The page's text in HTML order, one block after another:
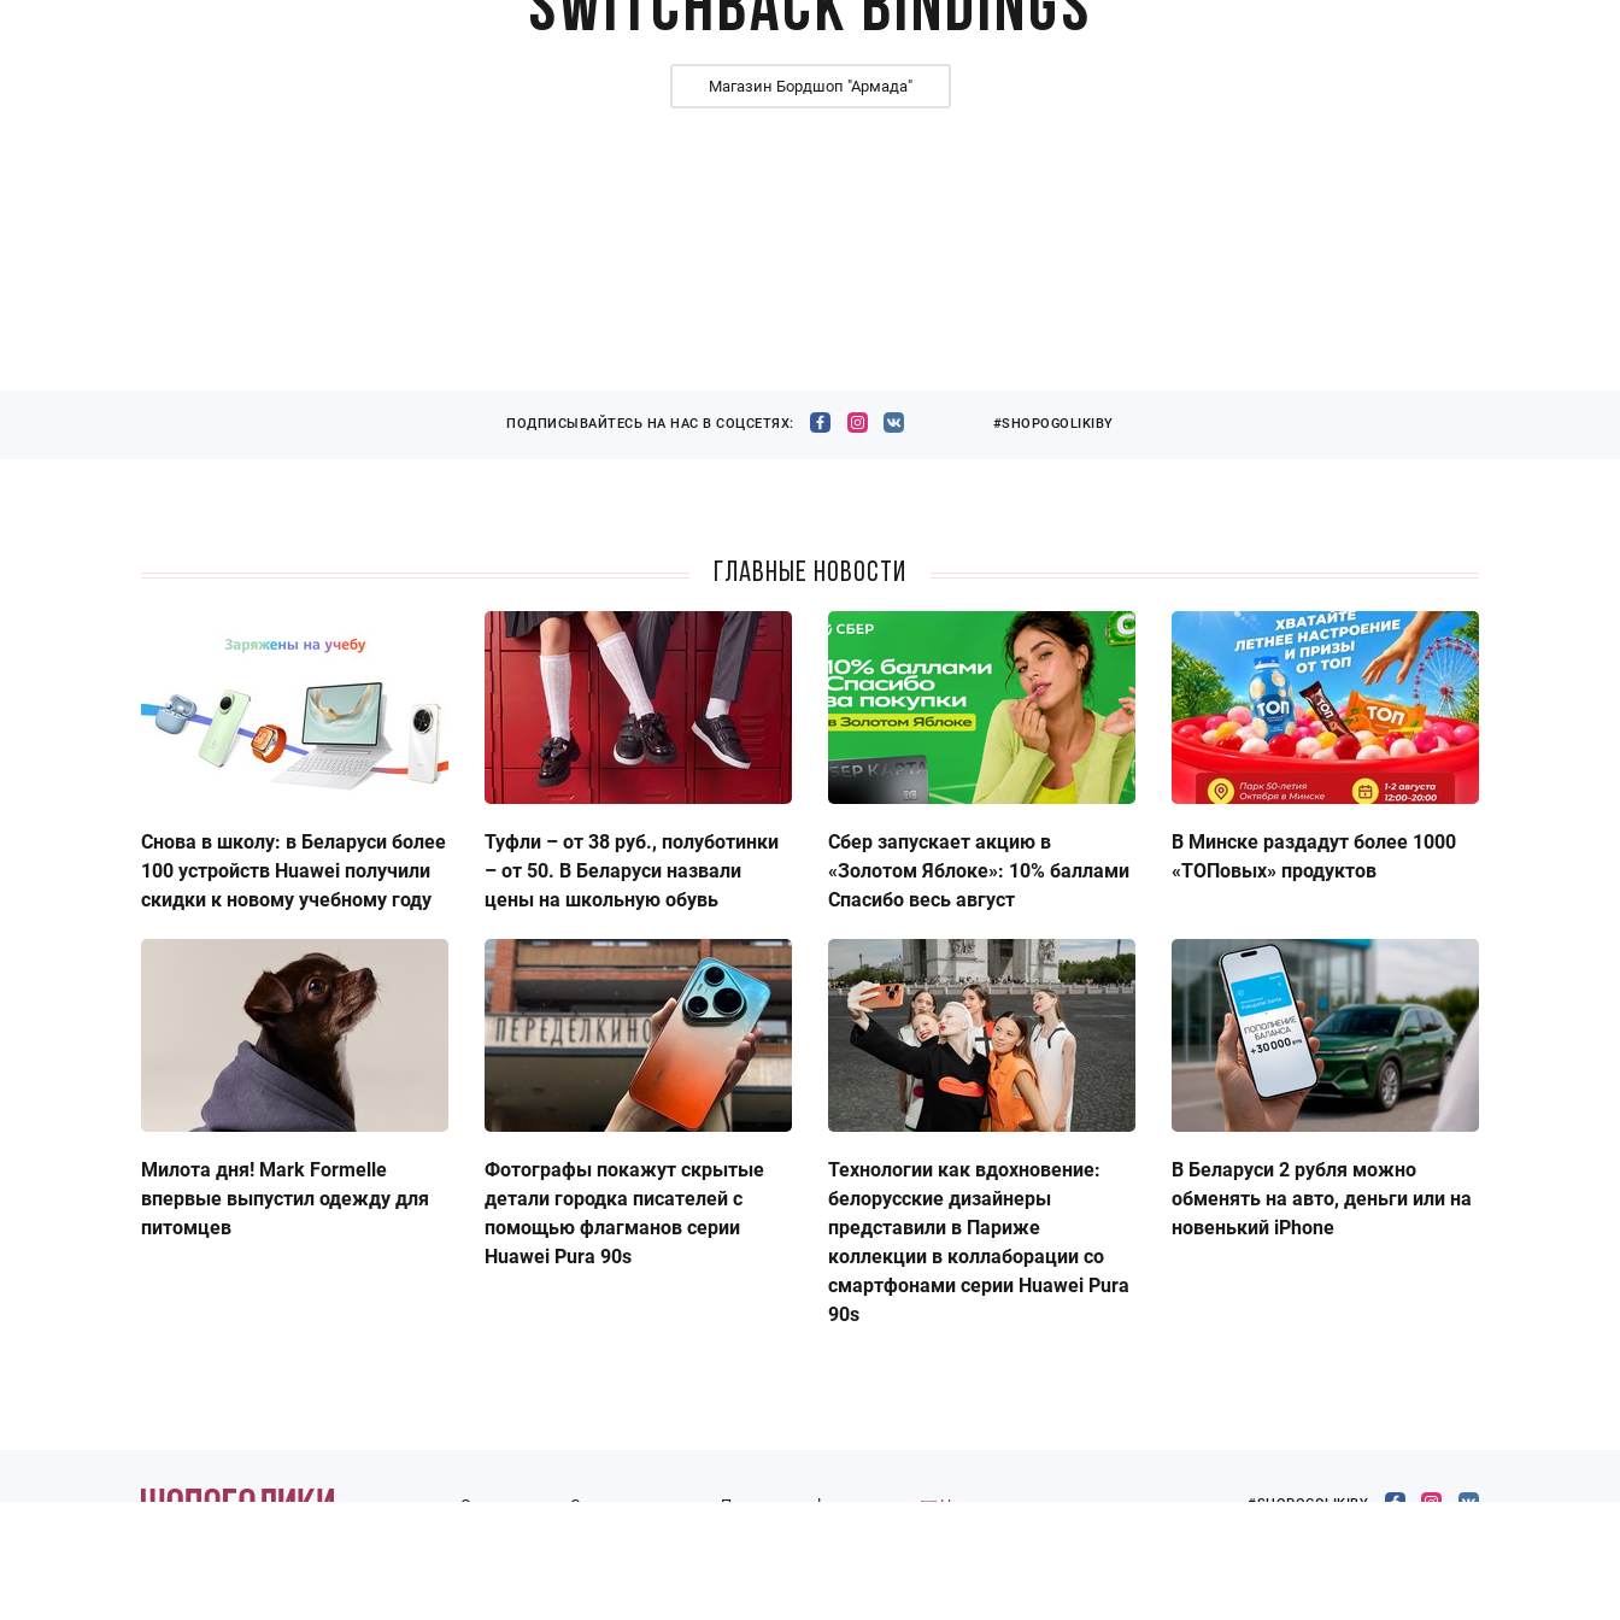
Магазин Бордшоп "Армада"
ПОДПИСЫВАЙТЕСЬ НА НАС В СОЦСЕТЯХ: #SHOPOGOLIKIBY
Главные новости
Снова в школу: в Беларуси более
100 устройств Huawei получили
скидки к новому учебному году
Туфли – от 38 руб., полуботинки
– от 50. В Беларуси назвали
цены на школьную обувь
Сбер запускает акцию в
«Золотом Яблоке»: 10% баллами
Спасибо весь август
В Минске раздадут более 1000
«ТОПовых» продуктов
Милота дня! Mark Formelle
впервые выпустил одежду для
питомцев
Фотографы покажут скрытые
детали городка писателей с
помощью флагманов серии
Huawei Pura 90s
Технологии как вдохновение:
белорусские дизайнеры
представили в Париже
коллекции в коллаборации со
смартфонами серии Huawei Pura
90s
В Беларуси 2 рубля можно
обменять на авто, деньги или на
новенький iPhone
О журнале Сотрудничество Правовая информация Написать нам #SHOPOGOLIKIBY